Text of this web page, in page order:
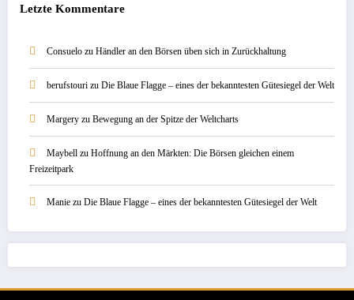
Letzte Kommentare
Consuelo zu Händler an den Börsen üben sich in Zurückhaltung
berufstouri zu Die Blaue Flagge – eines der bekanntesten Gütesiegel der Welt
Margery zu Bewegung an der Spitze der Weltcharts
Maybell zu Hoffnung an den Märkten: Die Börsen gleichen einem
Freizeitpark
Manie zu Die Blaue Flagge – eines der bekanntesten Gütesiegel der Welt